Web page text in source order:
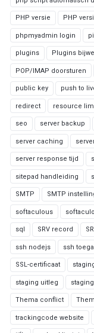
PHP versie PHP
phpmyadmin login
plugins Plugins
POP/IMAP doorsturen
public key push to
redirect resource
seo server backup
server caching
server response tijd
sitepad handleiding
SMTP SMTP
softaculous
sql SRV record
ssh nodejs ssh
SSL-certificaat
staging uitleg
Thema conflict
trackingcode website